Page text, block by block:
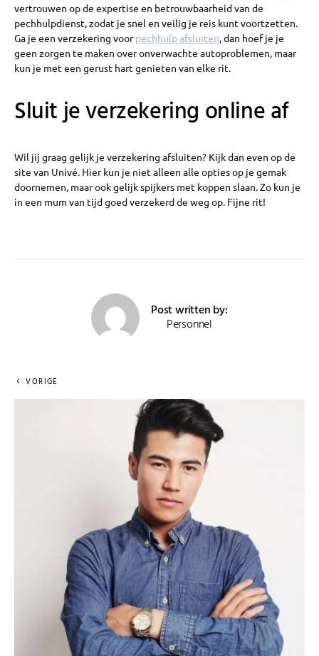
vertrouwen op de expertise en betrouwbaarheid van de
pechhulpdienst, zodat je snel en veilig je reis kunt voortzetten.
Ga je een verzekering voorpechhulp afsluiten, dan hoef je je
geen zorgen te maken over onverwachte autoproblemen, maar
kun je met een gerust hart genieten van elke rit.
Sluit je verzekering online af
Wil jij graag gelijk je verzekering afsluiten? Kijk dan even op de
site van Univé. Hier kun je niet alleen alle opties op je gemak
doornemen, maar ook gelijk spijkers met koppen slaan. Zo kun je
in een mum van tijd goed verzekerd de weg op. Fijne rit!
Post written by:
Personnel
VORIGE